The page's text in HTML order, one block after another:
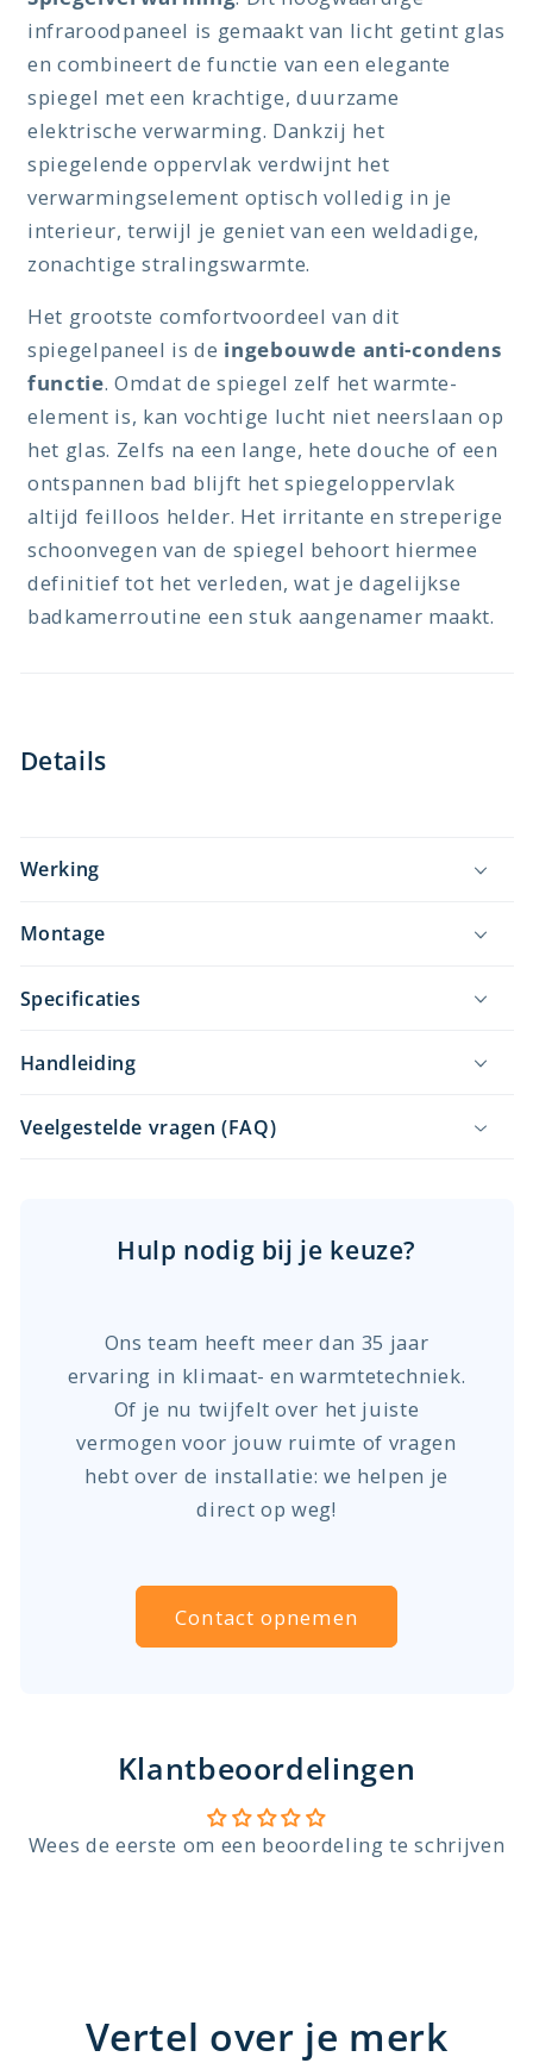
infraroodpaneel is gemaakt van licht getint glas
en combineert de functie van een elegante
spiegel met een krachtige, duurzame
elektrische verwarming. Dankzij het
spiegelende oppervlak verdwijnt het
verwarmingselement optisch volledig in je
interieur, terwijl je geniet van een weldadige,
zonachtige stralingswarmte.
Het grootste comfortvoordeel van dit
spiegelpaneel is de ingebouwde anti-condens
functie. Omdat de spiegel zelf het warmte-
element is, kan vochtige lucht niet neerslaan op
het glas. Zelfs na een lange, hete douche of een
ontspannen bad blijft het spiegeloppervlak
altijd feilloos helder. Het irritante en streperige
schoonvegen van de spiegel behoort hiermee
definitief tot het verleden, wat je dagelijkse
badkamerroutine een stuk aangenamer maakt.
Details
Werking
Montage
Specificaties
Handleiding
Veelgestelde vragen (FAQ)
Hulp nodig bij je keuze?
Ons team heeft meer dan 35 jaar
ervaring in klimaat- en warmtetechniek.
Of je nu twijfelt over het juiste
vermogen voor jouw ruimte of vragen
hebt over de installatie: we helpen je
direct op weg!
Contact opnemen
Klantbeoordelingen
Wees de eerste om een beoordeling te schrijven
Vertel over je merk